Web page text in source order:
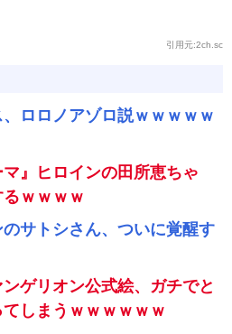
引用元:2ch.sc
ロロノアゾロ説ｗｗｗｗｗ
マ』ヒロインの田所恵ちゃ
ｗｗｗｗ
のサトシさん、ついに覚醒す
ンゲリオン公式絵、ガチでと
しまうｗｗｗｗｗｗ